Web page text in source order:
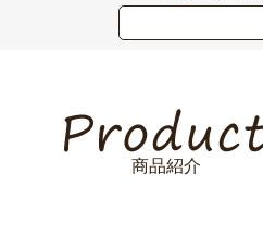
商品紹介